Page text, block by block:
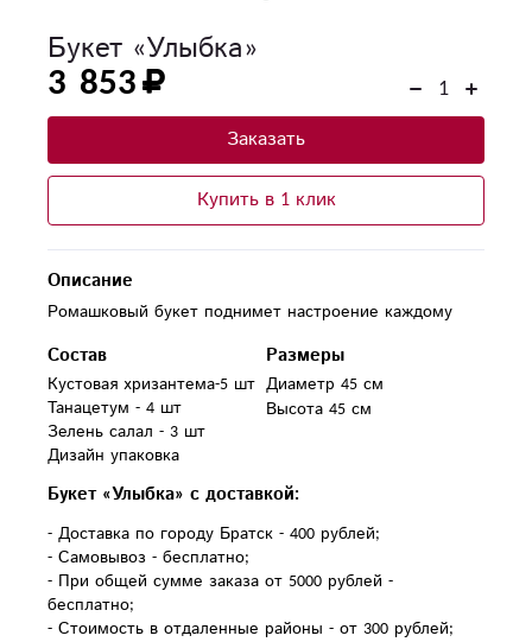
Букет «Улыбка»
3 853
Заказать
Купить в 1 клик
Описание
Ромашковый букет поднимет настроение каждому
Состав
Кустовая хризантема-5 шт
Танацетум - 4 шт
Зелень салал - 3 шт
Дизайн упаковка
Размеры
Диаметр 45 см
Высота 45 см
Букет «Улыбка» с доставкой:
- Доставка по городу Братск - 400 рублей;
- Самовывоз - бесплатно;
- При общей сумме заказа от 5000 рублей -
бесплатно;
- Стоимость в отдаленные районы - от 300 рублей;